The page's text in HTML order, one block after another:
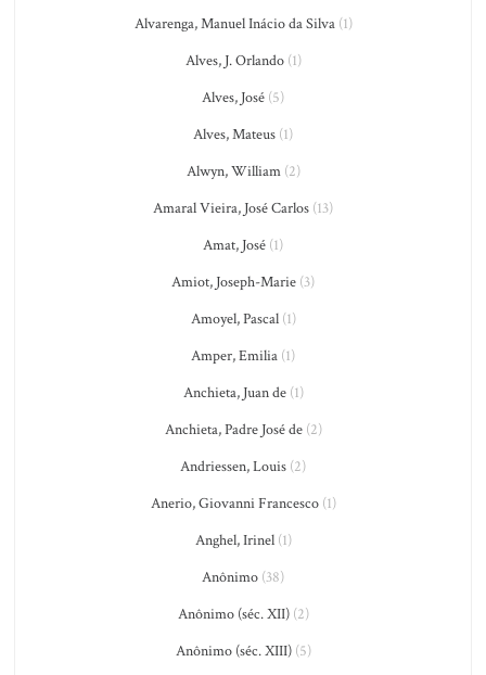
Alvarenga, Manuel Inácio da Silva(1)
Alves, J. Orlando(1)
Alves, José (5)
Alves, Mateus (1)
Alwyn, William(2)
Amaral Vieira, José Carlos (13)
Amat, José (1)
Amiot, Joseph-Marie (3)
Amoyel, Pascal(1)
Amper, Emilia (1)
Anchieta, Juan de(1)
Anchieta, Padre José de(2)
Andriessen, Louis (2)
Anerio, Giovanni Francesco(1)
Anghel, Irinel(1)
Anônimo (38)
Anônimo (séc. XII)(2)
Anônimo (séc. XIII)(5)